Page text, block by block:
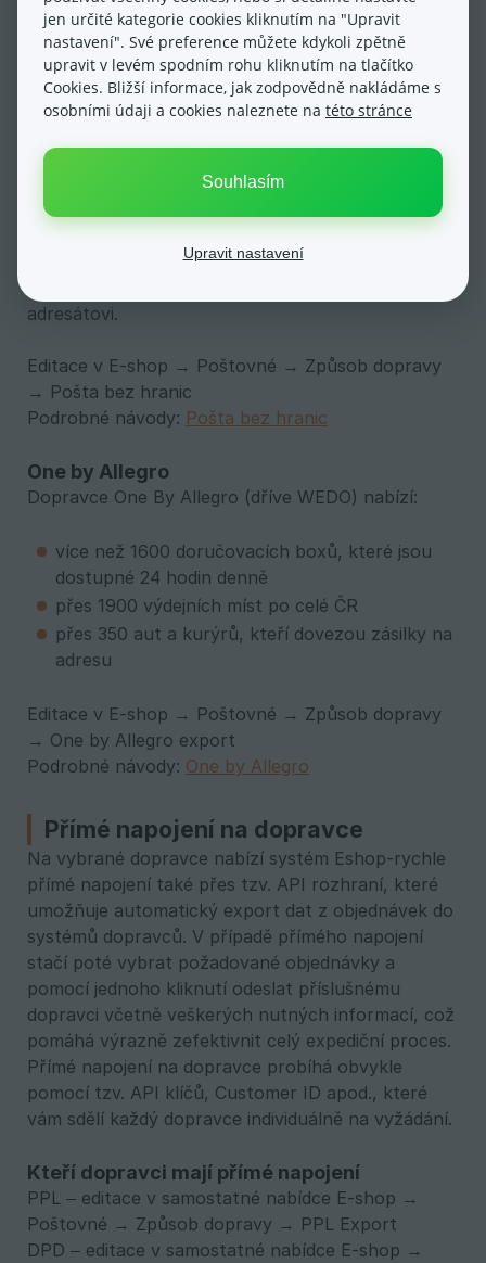
Střediska TopTrans
Pošta bez hranic
S Poštou bez hranic můžete zasílat do ČR,
Maďarska, Itálie, Francie, Velké Británie, Slovinska,
Chorvatska, Rumunska, ale i dalších států
Evropské unie. Společnost nabízí také tzv
stačí zadat elektronicky adresu zákazníka a Pošta
adresátovi.
Editace v E-shop → Poštovné → Způsob dopravy
→ Pošta bez hranic
Podrobné návody: Pošta bez hranic
One by Allegro
Dopravce One By Allegro (dříve WEDO) nabízí:
více než 1600 doručovacích boxů, které jsou
dostupné 24 hodin denně
přes 1900 výdejních míst po celé ČR
přes 350 aut a kurýrů, kteří dovezou zásilky na
adresu
Editace v E-shop → Poštovné → Způsob dopravy
→ One by Allegro export
Podrobné návody: One by Allegro
Přímé napojení na dopravce
Na vybrané dopravce nabízí systém Eshop-rychle
přímé napojení také přes tzv. API rozhraní, které
umožňuje automatický export dat z objednávek do
systémů dopravců. V případě přímého napojení
stačí poté vybrat požadované objednávky a
pomocí jednoho kliknutí odeslat příslušnému
dopravci včetně veškerých nutných informací, což
pomáhá výrazně zefektivnit celý expediční proces.
Přímé napojení na dopravce probíhá obvykle
pomocí tzv. API klíčů, Customer ID apod., které
vám sdělí každý dopravce individuálně na vyžádání.
Kteří dopravci mají přímé napojení
PPL – editace v samostatné nabídce E-shop →
Poštovné → Způsob dopravy → PPL Export
DPD – editace v samostatné nabídce E-shop →
jen určité kategorie cookies kliknutím na "Upravit
nastavení". Své preference můžete kdykoli zpětně
upravit v levém spodním rohu kliknutím na tlačítko
Cookies. Bližší informace, jak zodpovědně nakládáme s
osobními údaji a cookies naleznete na této stránce
Souhlasím
Upravit nastavení